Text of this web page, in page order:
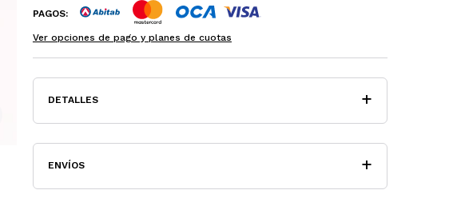
PAGOS:
Ver opciones de pago y planes de cuotas
DETALLES
ENVÍOS